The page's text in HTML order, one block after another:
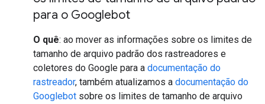
para o Googlebot
O quê: ao mover as informações sobre os limites de
tamanho de arquivo padrão dos rastreadores e
coletores do Google para a documentação do
rastreador, também atualizamos a documentação do
Googlebot sobre os limites de tamanho de arquivo